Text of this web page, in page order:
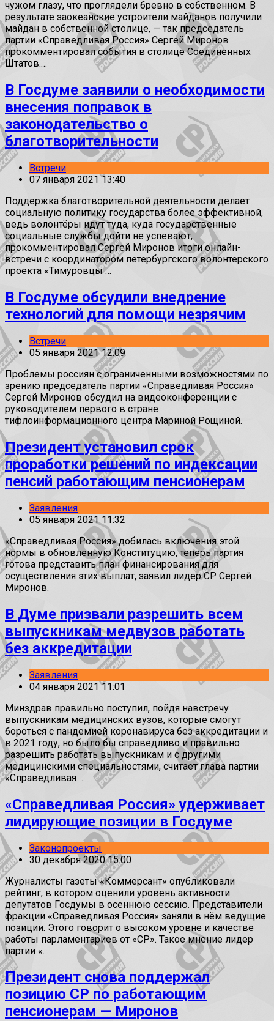
чужом глазу, что проглядели бревно в собственном. В
результате заокеанские устроители майданов получили
майдан в собственной столице, — так председатель
партии «Справедливая Россия» Сергей Миронов
прокомментировал события в столице Соединенных
Штатов.…
В Госдуме заявили о необходимости
внесения поправок в
законодательство о
благотворительности
Встречи
07 января 2021 13:40
Поддержка благотворительной деятельности делает
социальную политику государства более эффективной,
ведь волонтёры идут туда, куда государственные
социальные службы дойти не успевают,
прокомментировал Сергей Миронов итоги онлайн-
встречи с координатором петербургского волонтерского
проекта «Тимуровцы …
В Госдуме обсудили внедрение
технологий для помощи незрячим
Встречи
05 января 2021 12:09
Проблемы россиян с ограниченными возможностями по
зрению председатель партии «Справедливая Россия»
Сергей Миронов обсудил на видеоконференции с
руководителем первого в стране
тифлоинформационного центра Мариной Рощиной.
Президент установил срок
проработки решений по индексации
пенсий работающим пенсионерам
Заявления
05 января 2021 11:32
«Справедливая Россия» добилась включения этой
нормы в обновленную Конституцию, теперь партия
готова представить план финансирования для
осуществления этих выплат, заявил лидер СР Сергей
Миронов.
В Думе призвали разрешить всем
выпускникам медвузов работать
без аккредитации
Заявления
04 января 2021 11:01
Минздрав правильно поступил, пойдя навстречу
выпускникам медицинских вузов, которые смогут
бороться с пандемией коронавируса без аккредитации и
в 2021 году, но было бы справедливо и правильно
разрешить работать выпускникам и с другими
медицинскими специальностями, считает глава партии
«Справедливая …
«Справедливая Россия» удерживает
лидирующие позиции в Госдуме
Законопроекты
30 декабря 2020 15:00
Журналисты газеты «Коммерсант» опубликовали
рейтинг, в котором оценили уровень активности
депутатов Госдумы в осеннюю сессию. Представители
фракции «Справедливая Россия» заняли в нём ведущие
позиции. Этого говорит о высоком уровне и качестве
работы парламентариев от «СР». Такое мнение лидер
партии «…
Президент снова поддержал
позицию СР по работающим
пенсионерам — Миронов